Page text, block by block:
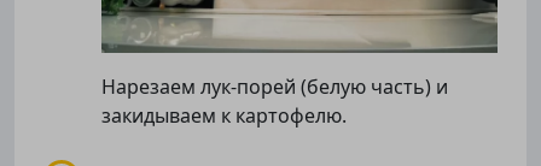
Нарезаем лук-порей (белую часть) и
закидываем к картофелю.